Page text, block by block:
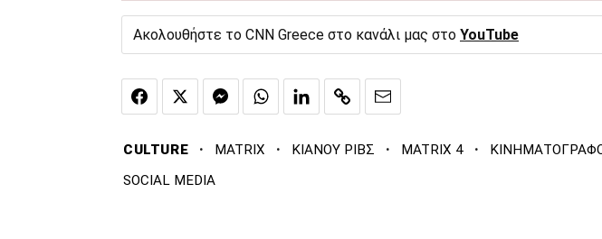
Ακολουθήστε το CNN Greece στο κανάλι μας στο YouTube
CULTURE · MATRIX · ΚΙΑΝΟΥ ΡΙΒΣ · MATRIX 4 ·
SOCIAL MEDIA